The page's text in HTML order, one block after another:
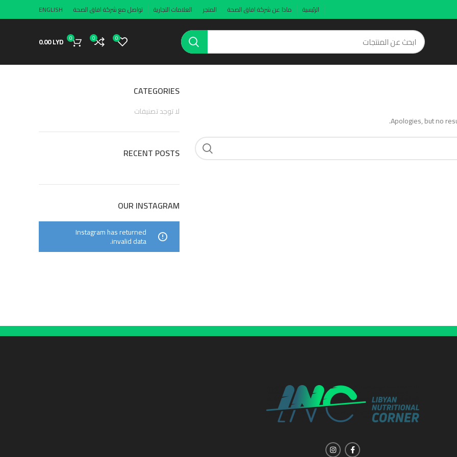
الرئيسية ماذا عن شركة افاق الصحة المتجر العلامات التجارية تواصل مع شركة افاق الصحة ENGLISH
0
0
0
0.00LYD
Apologies, but no
CATEGORIES
لا توجد تصنيفات
RECENT POSTS
OUR INSTAGRAM
Instagram has returned
invalid data.